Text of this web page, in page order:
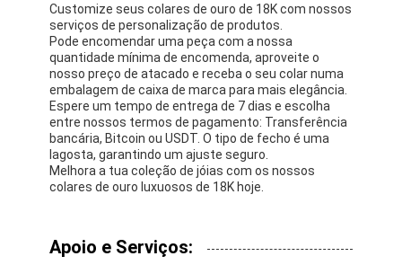
Customize seus colares de ouro de 18K com nossos
serviços de personalização de produtos.
Pode encomendar uma peça com a nossa
quantidade mínima de encomenda, aproveite o
nosso preço de atacado e receba o seu colar numa
embalagem de caixa de marca para mais elegância.
Espere um tempo de entrega de 7 dias e escolha
entre nossos termos de pagamento: Transferência
bancária, Bitcoin ou USDT. O tipo de fecho é uma
lagosta, garantindo um ajuste seguro.
Melhora a tua coleção de jóias com os nossos
colares de ouro luxuosos de 18K hoje.
Apoio e Serviços: